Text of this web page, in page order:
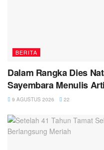
BERITA
Dalam Rangka Dies
Sayembara Menulis
9 AGUSTUS 2026 22